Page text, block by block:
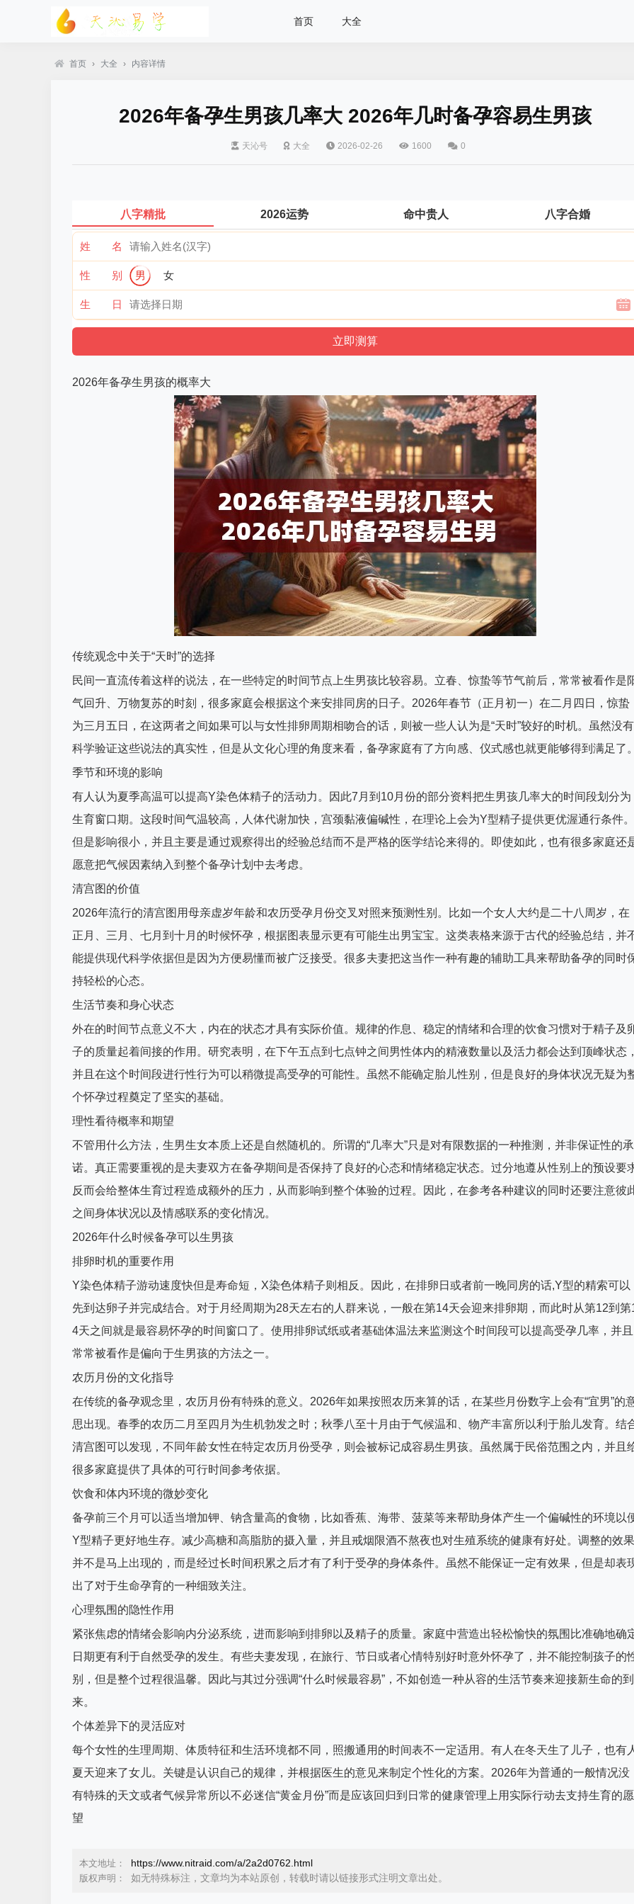
首页 大全
首页 › 大全 › 内容详情
2026年备孕生男孩几率大 2026年几时备孕容易生男孩
天沁号 大全 2026-02-26 1600 0
八字精批 2026运势 命中贵人 八字合婚
姓 名
性 别 男 女
生 日
2026年备孕生男孩的概率大
传统观念中关于“天时”的选择
民间一直流传着这样的说法，在一些特定的时间节点上生男孩比较容易。立春、惊蛰等节气前后，常常被看作是
气回升、万物复苏的时刻，很多家庭会根据这个来安排同房的日子。2026年春节（正月初一）在二月四日，惊蛰
为三月五日，在这两者之间如果可以与女性排卵周期相吻合的话，则被一些人认为是“天时”较好的时机。虽然没有
科学验证这些说法的真实性，但是从文化心理的角度来看，备孕家庭有了方向感、仪式感也就更能够得到满足了。
季节和环境的影响
有人认为夏季高温可以提高Y染色体精子的活动力。因此7月到10月份的部分资料把生男孩几率大的时间段划分为
生育窗口期。这段时间气温较高，人体代谢加快，宫颈黏液偏碱性，在理论上会为Y型精子提供更优渥通行条件。
但是影响很小，并且主要是通过观察得出的经验总结而不是严格的医学结论来得的。即使如此，也有很多家庭还
愿意把气候因素纳入到整个备孕计划中去考虑。
清宫图的价值
2026年流行的清宫图用母亲虚岁年龄和农历受孕月份交叉对照来预测性别。比如一个女人大约是二十八周岁，在
正月、三月、七月到十月的时候怀孕，根据图表显示更有可能生出男宝宝。这类表格来源于古代的经验总结，并
能提供现代科学依据但是因为方便易懂而被广泛接受。很多夫妻把这当作一种有趣的辅助工具来帮助备孕的同时
持轻松的心态。
生活节奏和身心状态
外在的时间节点意义不大，内在的状态才具有实际价值。规律的作息、稳定的情绪和合理的饮食习惯对于精子及
子的质量起着间接的作用。研究表明，在下午五点到七点钟之间男性体内的精液数量以及活力都会达到顶峰状态，
并且在这个时间段进行性行为可以稍微提高受孕的可能性。虽然不能确定胎儿性别，但是良好的身体状况无疑为
个怀孕过程奠定了坚实的基础。
理性看待概率和期望
不管用什么方法，生男生女本质上还是自然随机的。所谓的“几率大”只是对有限数据的一种推测，并非保证性的承
诺。真正需要重视的是夫妻双方在备孕期间是否保持了良好的心态和情绪稳定状态。过分地遵从性别上的预设要
反而会给整体生育过程造成额外的压力，从而影响到整个体验的过程。因此，在参考各种建议的同时还要注意彼
之间身体状况以及情感联系的变化情况。
2026年什么时候备孕可以生男孩
排卵时机的重要作用
Y染色体精子游动速度快但是寿命短，X染色体精子则相反。因此，在排卵日或者前一晚同房的话,Y型的精索可以
先到达卵子并完成结合。对于月经周期为28天左右的人群来说，一般在第14天会迎来排卵期，而此时从第12到第
4天之间就是最容易怀孕的时间窗口了。使用排卵试纸或者基础体温法来监测这个时间段可以提高受孕几率，并且
常常被看作是偏向于生男孩的方法之一。
农历月份的文化指导
在传统的备孕观念里，农历月份有特殊的意义。2026年如果按照农历来算的话，在某些月份数字上会有“宜男”的
思出现。春季的农历二月至四月为生机勃发之时；秋季八至十月由于气候温和、物产丰富所以利于胎儿发育。结
清宫图可以发现，不同年龄女性在特定农历月份受孕，则会被标记成容易生男孩。虽然属于民俗范围之内，并且
很多家庭提供了具体的可行时间参考依据。
饮食和体内环境的微妙变化
备孕前三个月可以适当增加钾、钠含量高的食物，比如香蕉、海带、菠菜等来帮助身体产生一个偏碱性的环境以
Y型精子更好地生存。减少高糖和高脂肪的摄入量，并且戒烟限酒不熬夜也对生殖系统的健康有好处。调整的效果
并不是马上出现的，而是经过长时间积累之后才有了利于受孕的身体条件。虽然不能保证一定有效果，但是却表
出了对于生命孕育的一种细致关注。
心理氛围的隐性作用
紧张焦虑的情绪会影响内分泌系统，进而影响到排卵以及精子的质量。家庭中营造出轻松愉快的氛围比准确地确
日期更有利于自然受孕的发生。有些夫妻发现，在旅行、节日或者心情特别好时意外怀孕了，并不能控制孩子的
别，但是整个过程很温馨。因此与其过分强调“什么时候最容易”，不如创造一种从容的生活节奏来迎接新生命的到
来。
个体差异下的灵活应对
每个女性的生理周期、体质特征和生活环境都不同，照搬通用的时间表不一定适用。有人在冬天生了儿子，也有
夏天迎来了女儿。关键是认识自己的规律，并根据医生的意见来制定个性化的方案。2026年为普通的一般情况没
有特殊的天文或者气候异常所以不必迷信“黄金月份”而是应该回归到日常的健康管理上用实际行动去支持生育的愿
望
本文地址： https://www.nitraid.com/a/2a2d0762.html
版权声明： 如无特殊标注，文章均为本站原创，转载时请以链接形式注明文章出处。